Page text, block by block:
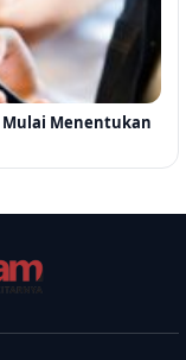
Mulai Menentukan